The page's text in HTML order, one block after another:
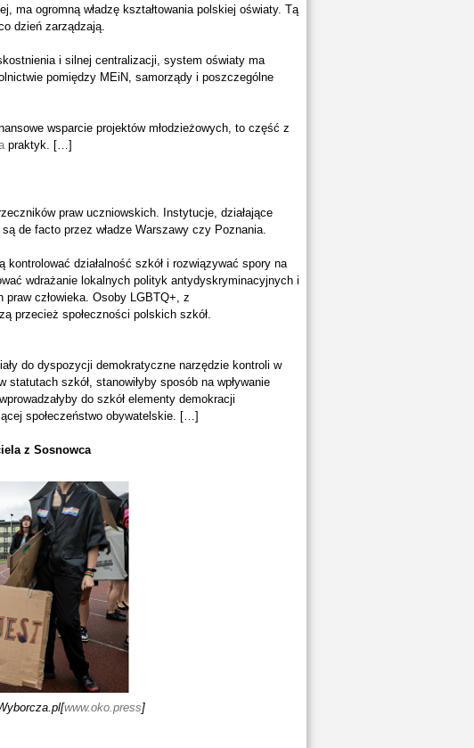
ma ogromną władzę kształtowania polskiej oświaty. Tą
dzień zarządzają.
i silnej centralizacji, system oświaty ma
pomiędzy MEiN, samorządy i poszczególne
wsparcie projektów młodzieżowych, to część z
praktyk. […]
praw uczniowskich. Instytucje, działające
de facto przez władze Warszawy czy Poznania.
działalność szkół i rozwiązywać spory na
wdrażanie lokalnych polityk antydyskryminacyjnych i
praw człowieka. Osoby LGBTQ+, z
przecież społeczności polskich szkół.
do dyspozycji demokratyczne narzędzie kontroli w
szkół, stanowiłyby sposób na wpływanie
do szkół elementy demokracji
społeczeństwo obywatelskie. […]
z Sosnowca
www.oko.press]